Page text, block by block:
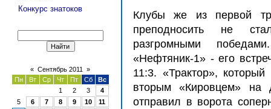
Конкурс знатоков
« Сентябрь 2011
»
Пн
Вт Ср Чт Пт Сб
Вс
1
2 3
4
5
6 7 8 9 10
11
Клубы же из первой
преподносить не
разгромными
«Нефтяник-1» - его
11:3. «Трактор»,
вторым «Кировцем» на
отправил в ворота